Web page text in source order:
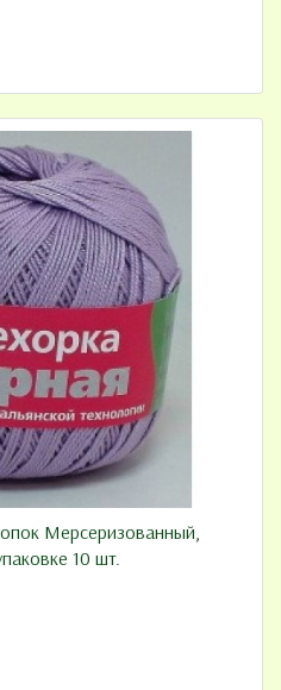
Мерсеризованный,
10 шт.